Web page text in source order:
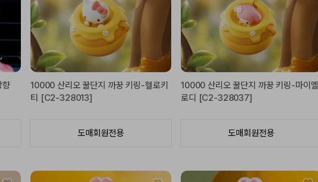
향
10000 산리오 꿀단지 까꿍 키링-헬로키
티 [C2-328013]
도매회원전용
10000 산리오 꿀단지 까꿍 키링-마이멜
로디 [C2-328037]
도매회원전용